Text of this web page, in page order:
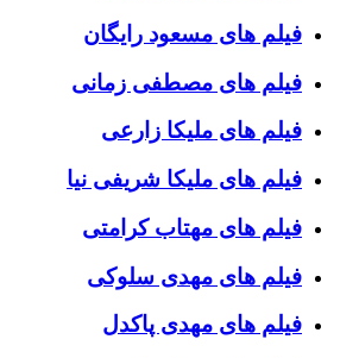
فیلم های مسعود رایگان
فیلم های مصطفی زمانی
فیلم های ملیکا زارعی
فیلم های ملیکا شریفی نیا
فیلم های مهتاب کرامتی
فیلم های مهدی سلوکی
فیلم های مهدی پاکدل